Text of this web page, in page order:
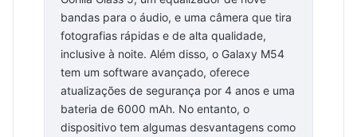
bandas para o áudio, e uma câmera que tira
fotografias rápidas e de alta qualidade,
inclusive à noite. Além disso, o Galaxy M54
tem um software avançado, oferece
atualizações de segurança por 4 anos e uma
bateria de 6000 mAh. No entanto, o
dispositivo tem algumas desvantagens como